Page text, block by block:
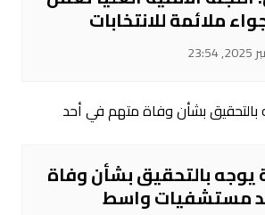
ملائمة للانتخابات
يوجه بالتحقيق بشأن وفاة
مستشفيات واسط